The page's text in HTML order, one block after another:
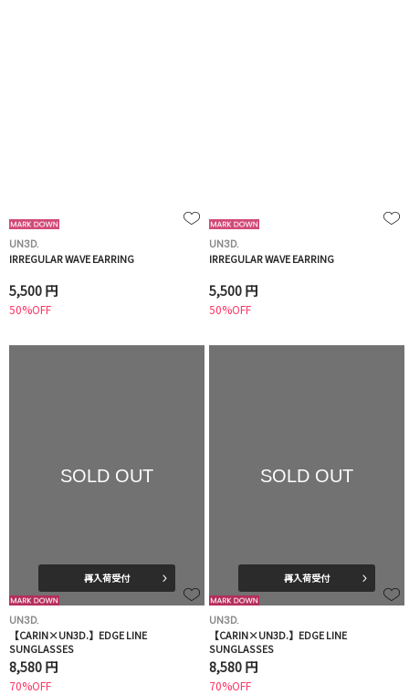
UN3D.
IRREGULAR WAVE EARRING
5,500 円
50%OFF
UN3D.
IRREGULAR WAVE EARRING
5,500 円
50%OFF
SOLD OUT
再入荷受付
UN3D.
【CARIN×UN3D.】EDGE LINE
SUNGLASSES
8,580 円
70%OFF
SOLD OUT
再入荷受付
UN3D.
【CARIN×UN3D.】EDGE LINE
SUNGLASSES
8,580 円
70%OFF